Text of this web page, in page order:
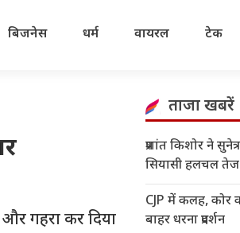
बिजनेस धर्म वायरल टेक
गहरा कर दिया
ताजा खबरें
प्रशांत किशोर ने
सियासी हलचल तेज
CJP में कलह,
बाहर धरना प्रदर्शन